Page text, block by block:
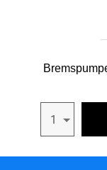
1